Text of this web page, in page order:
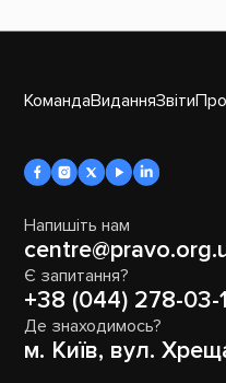
КомандаВиданняЗвіти
Напишіть нам
Є запитання?
+38 (044) 278-03-
Де знаходимось?
м. Київ, вул.